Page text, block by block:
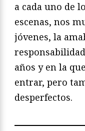
a cada uno de
escenas, nos
jóvenes, la
años y en la
entrar, pero
desperfectos.